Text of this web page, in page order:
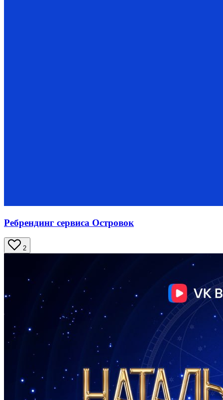
Ребрендинг сервиса Островок
2